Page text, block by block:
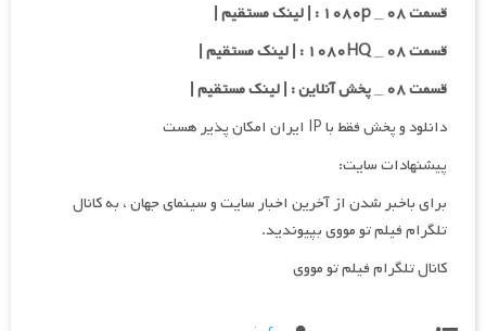
قسمت ۰۸ _ ۱۰۸۰p : | لینک مستقیم |
قسمت ۰۸ _ ۱۰۸۰HQ : | لینک مستقیم |
قسمت ۰۸ _ پخش آنلاین : | لینک مستقیم |
دانلود و پخش فقط با IP ایران امکان پذیر هست
پیشنهادات سایت:
برای باخبر شدن از آخرین اخبار سایت و سینمای جهان ، به کانال
تلگرام فیلم تو مووی بپیوندید.
کانال تلگرام فیلم تو مووی